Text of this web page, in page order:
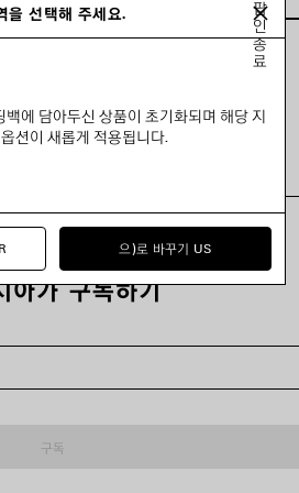
모두 보기
아가 구독하기
구독
을 선택해 주세요.
팝
인
종
료
에 담아두신 상품이 초기화되며 해당 지
션이 새롭게 적용됩니다.
으)로 바꾸기 US